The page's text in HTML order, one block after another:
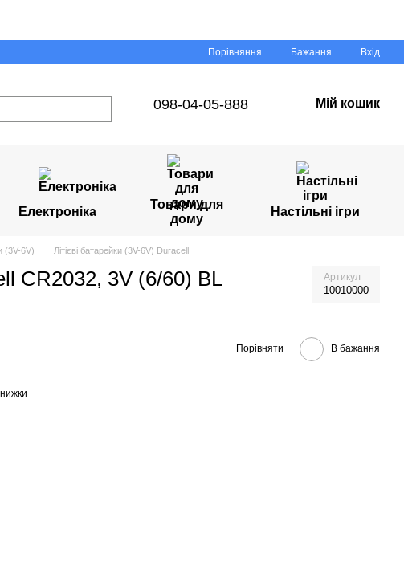
Порівняння Бажання Вхід
098-04-05-888 Мій кошик
Електроніка
Товари для
дому
Настільні ігри
(3V-6V) Літієві батарейки (3V-6V) Duracell
CR2032, 3V (6/60) BL Артикул
10010000
Порівняти В бажання